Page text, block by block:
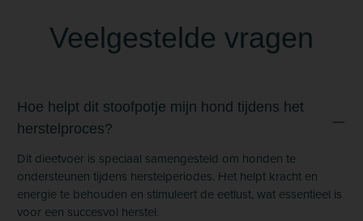
Veelgestelde vragen
Hoe helpt dit stoofpotje mijn hond tijdens het
herstelproces?
Dit dieetvoer is speciaal samengesteld om honden te
ondersteunen tijdens herstelperiodes. Het helpt kracht en
energie te behouden en stimuleert de eetlust, wat essentieel is
voor een succesvol herstel.